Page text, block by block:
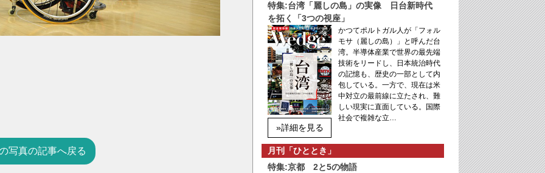
写真の記事へ戻る
特集:台湾「麗しの島」の実像 日台新時代
を拓く「3つの視座」
»詳細を見る
かつてポルトガル人が「フォル
モサ（麗しの島）」と呼んだ台
湾。半導体産業で世界の最先端
技術をリードし、日本統治時代
の記憶も、歴史の一部として内
包している。一方で、現在は米
中対立の最前線に立たされ、難
しい現実に直面している。国際
社会で複雑な立…
月刊「ひととき」
特集:京都 2と5の物語